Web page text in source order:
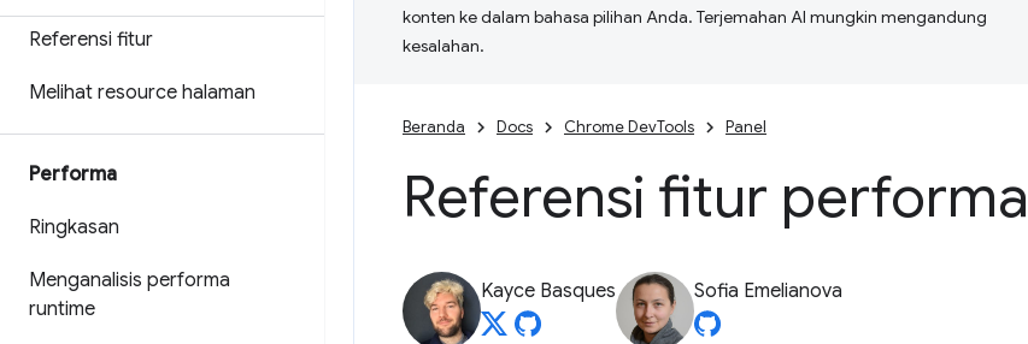
Referensi fitur
Melihat resource halaman
Performa
Ringkasan
Menganalisis performa
runtime
konten ke dalam bahasa pilihan Anda. Terjemahan AI mungkin mengandung
kesalahan.
Beranda Docs Chrome DevTools Panel
Referensi fitur performa
Kayce Basques Sofia Emelianova